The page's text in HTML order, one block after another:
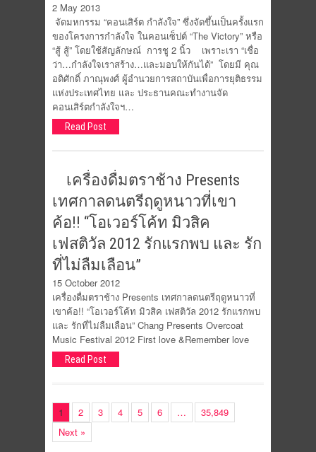
2 May 2013
จัดมหกรรม “คอนเสิร์ต กำลังใจ” ซึ่งจัดขึ้นเป็นครั้งแรก
ของโครงการกำลังใจ ในคอนเซ็ปต์ “The Victory” หรือ
“สู้ สู้” โดยใช้สัญลักษณ์ การชู 2 นิ้ว เพราะเรา “เชื่อ
ว่า…กำลังใจเราสร้าง…และมอบให้กันได้” โดยมี คุณ
อดิศักดิ์ ภาณุพงศ์ ผู้อำนวยการสถาบันเพื่อการยุติธรรม
แห่งประเทศไทย และ ประธานคณะทำงานจัด
คอนเสิร์ตกำลังใจฯ…
Read Post
เครื่องดื่มตราช้าง Presents
เทศกาลดนตรีฤดูหนาวที่เขา
ค้อ!! “โอเวอร์โค้ท มิวสิค
เฟสติวัล 2012 รักแรกพบ และ รัก
ที่ไม่ลืมเลือน”
15 October 2012
เครื่องดื่มตราช้าง Presents เทศกาลดนตรีฤดูหนาวที่
เขาค้อ!! “โอเวอร์โค้ท มิวสิค เฟสติวัล 2012 รักแรกพบ
และ รักที่ไม่ลืมเลือน” Chang Presents Overcoat
Music Festival 2012 First love &Remember love
Read Post
1 2 3 4 5 6 …
35,849
Next »